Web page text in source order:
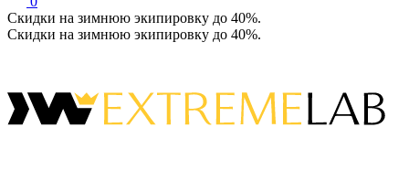
Скидки на зимнюю экипировку до 40%.
Скидки на зимнюю экипировку до 40%.